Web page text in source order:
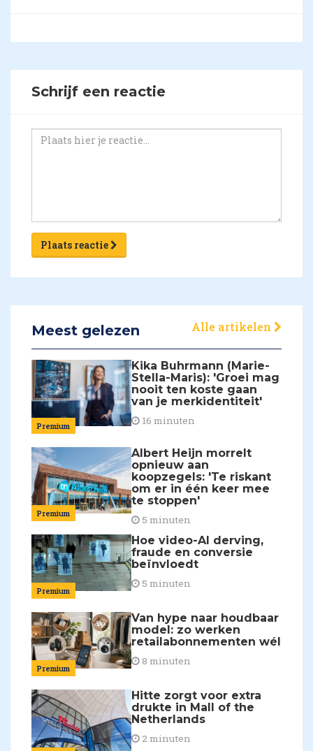
Schrijf een reactie
Plaats reactie
Meest gelezen Alle artikelen
Premium
Kika Buhrmann (Marie-
Stella-Maris): 'Groei mag
nooit ten koste gaan
van je merkidentiteit'
16 minuten
Premium
Albert Heijn morrelt
opnieuw aan
koopzegels: 'Te riskant
om er in één keer mee
te stoppen'
5 minuten
Premium
Hoe video-AI derving,
fraude en conversie
beïnvloedt
5 minuten
Premium
Van hype naar houdbaar
model: zo werken
retailabonnementen wél
8 minuten
Hitte zorgt voor extra
drukte in Mall of the
Netherlands
2 minuten